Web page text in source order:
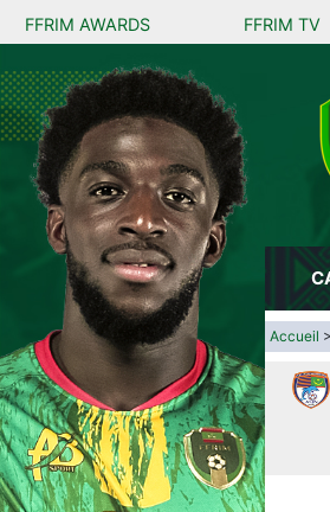
FFRIM AWARDS FFRIM TV
Accueil >